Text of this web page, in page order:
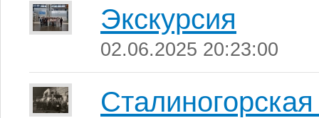
Экскурсия
02.06.2025 20:23:00